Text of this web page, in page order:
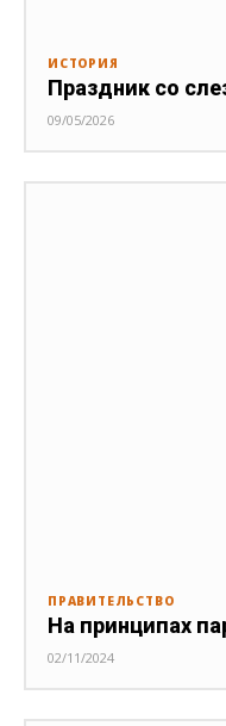
ИСТОРИЯ
Праздник со
09/05/2026
ПРАВИТЕЛЬСТВО
На принципах
02/11/2024